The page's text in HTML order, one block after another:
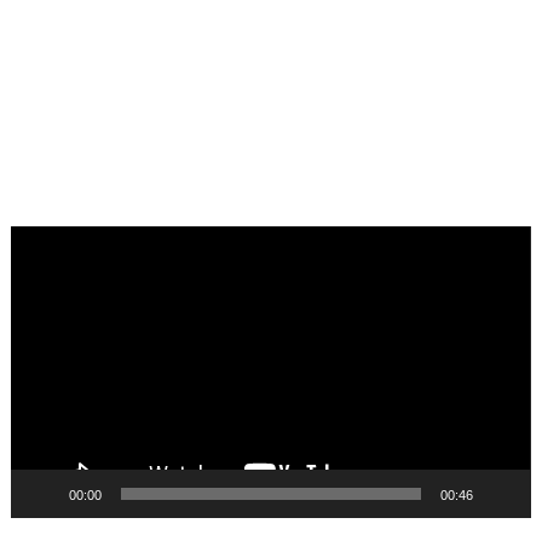
00:00 00:46